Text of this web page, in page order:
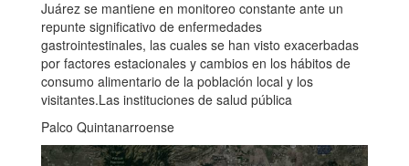
Juárez se mantiene en monitoreo constante ante un
repunte significativo de enfermedades
gastrointestinales, las cuales se han visto exacerbadas
por factores estacionales y cambios en los hábitos de
consumo alimentario de la población local y los
visitantes.Las instituciones de salud pública
Palco Quintanarroense